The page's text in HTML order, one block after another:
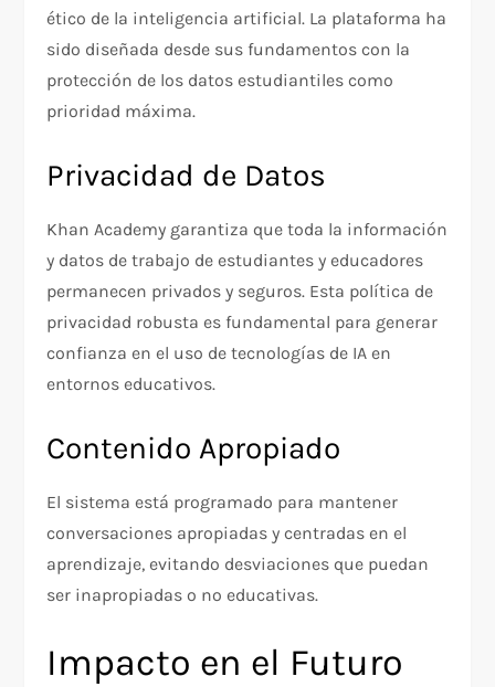
ético de la inteligencia artificial. La plataforma ha
sido diseñada desde sus fundamentos con la
protección de los datos estudiantiles como
prioridad máxima.
Privacidad de Datos
Khan Academy garantiza que toda la información
y datos de trabajo de estudiantes y educadores
permanecen privados y seguros. Esta política de
privacidad robusta es fundamental para generar
confianza en el uso de tecnologías de IA en
entornos educativos.
Contenido Apropiado
El sistema está programado para mantener
conversaciones apropiadas y centradas en el
aprendizaje, evitando desviaciones que puedan
ser inapropiadas o no educativas.
Impacto en el Futuro